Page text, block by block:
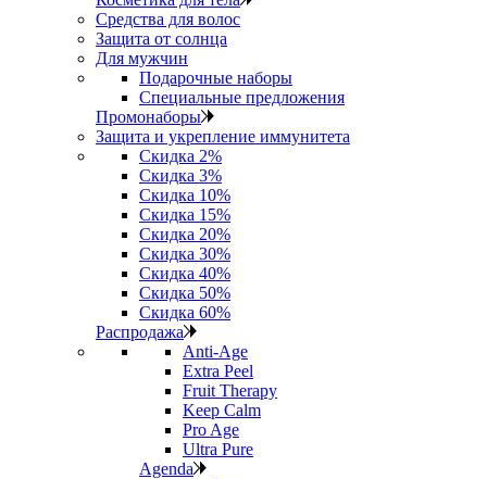
Средства для волос
Защита от солнца
Для мужчин
Подарочные наборы
Специальные предложения
Промонаборы
Защита и укрепление иммунитета
Скидка 2%
Скидка 3%
Скидка 10%
Скидка 15%
Скидка 20%
Скидка 30%
Скидка 40%
Скидка 50%
Скидка 60%
Распродажа
Anti‑Age
Extra Peel
Fruit Therapy
Keep Calm
Pro Age
Ultra Pure
Agenda